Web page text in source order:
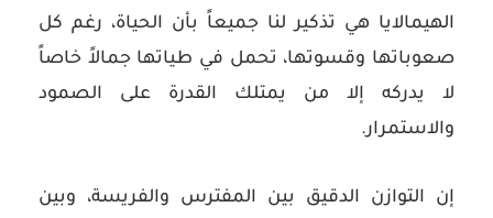
الهيمالايا هي تذكير لنا جميعاً بأن الحياة، رغم كل
صعوباتها وقسوتها، تحمل في طياتها جمالاً خاصاً
لا يدركه إلا من يمتلك القدرة على الصمود
والاستمرار.
إن التوازن الدقيق بين المفترس والفريسة، وبين